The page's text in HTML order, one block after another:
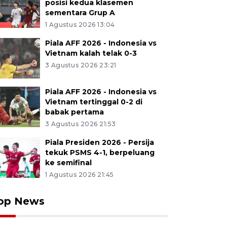
posisi kedua klasemen
sementara Grup A
1 Agustus 2026 13:04
Piala AFF 2026 - Indonesia vs
Vietnam kalah telak 0-3
3 Agustus 2026 23:21
Piala AFF 2026 - Indonesia vs
Vietnam tertinggal 0-2 di
babak pertama
3 Agustus 2026 21:53
Piala Presiden 2026 - Persija
tekuk PSMS 4-1, berpeluang
ke semifinal
1 Agustus 2026 21:45
News